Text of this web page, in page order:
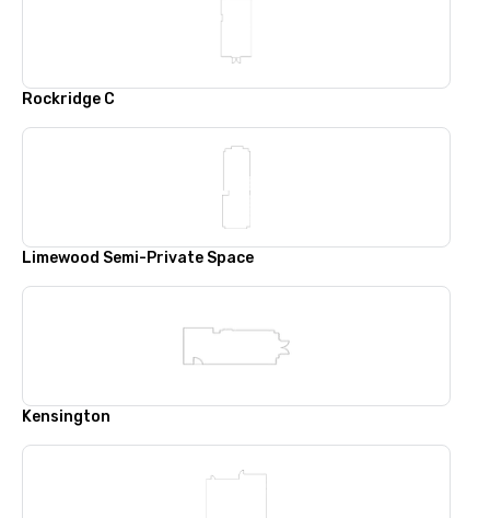
Rockridge C
Limewood Semi-Private Space
Kensington